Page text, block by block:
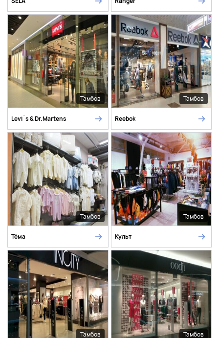
Тамбов
Levi`s & Dr.Martens
Тамбов
Reebok
Тамбов
Тёма
Тамбов
Культ
Тамбов Тамбов